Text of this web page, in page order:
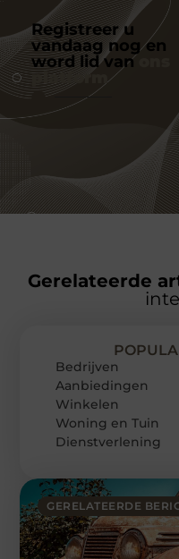
Registreer u
vandaag nog en
word lid van
platform
Gerelateerde
GERELATEERDE
Bedrijven
Aanbiedingen
Winkelen
Woning en Tuin
Dienstverlening